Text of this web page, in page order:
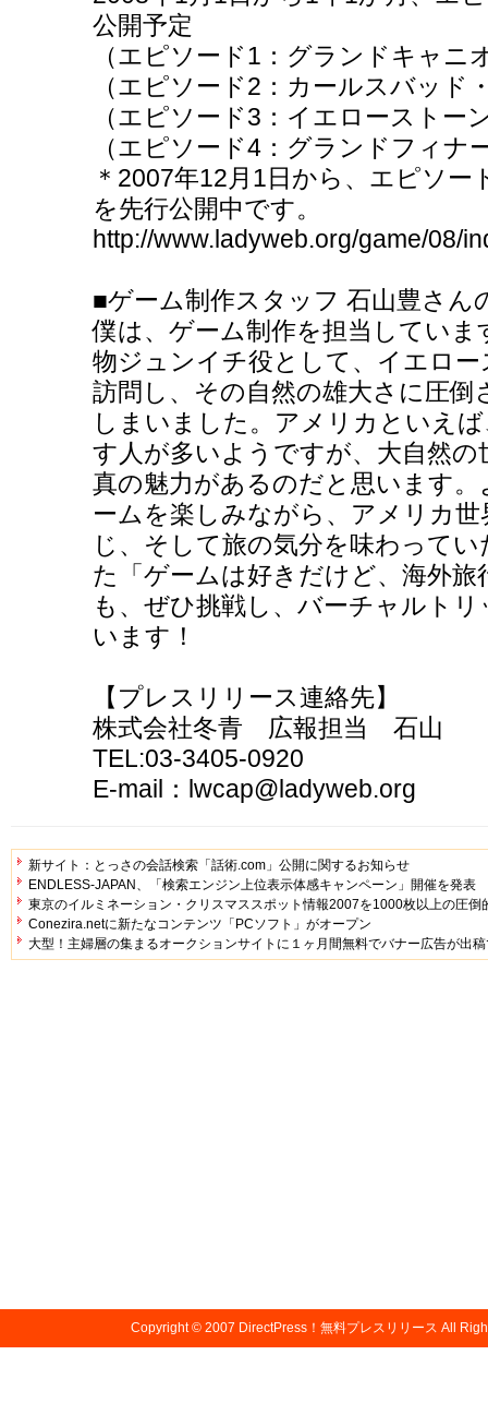
公開予定
（エピソード1：グランドキャニ
（エピソード2：カールスバッド
（エピソード3：イエローストー
（エピソード4：グランドフィナ
＊2007年12月1日から、エピソ
を先行公開中です。
http://www.ladyweb.org/game/08/
■ゲーム制作スタッフ 石山豊さん
僕は、ゲーム制作を担当してい
物ジュンイチ役として、イエロ
訪問し、その自然の雄大さに圧
しまいました。アメリカといえ
す人が多いようですが、大自然
真の魅力があるのだと思います
ームを楽しみながら、アメリカ
じ、そして旅の気分を味わって
た「ゲームは好きだけど、海外旅
も、ぜひ挑戦し、バーチャルト
います！
【プレスリリース連絡先】
株式会社冬青 広報担当 石山
TEL:03-3405-0920
E-mail：lwcap@ladyweb.org
新サイト：とっさの会話検索「話術.com」公開に関するお知らせ
ENDLESS-JAPAN、「検索エンジン上位表示体感キャンペーン」開催を発表
東京のイルミネーション・クリスマススポット情報2007を1000枚以上の圧倒
Conezira.netに新たなコンテンツ「PCソフト」がオープン
大型！主婦層の集まるオークションサイトに１ヶ月間無料でバナー広告が出
Copyright © 2007 DirectPress！無料プレスリリース All